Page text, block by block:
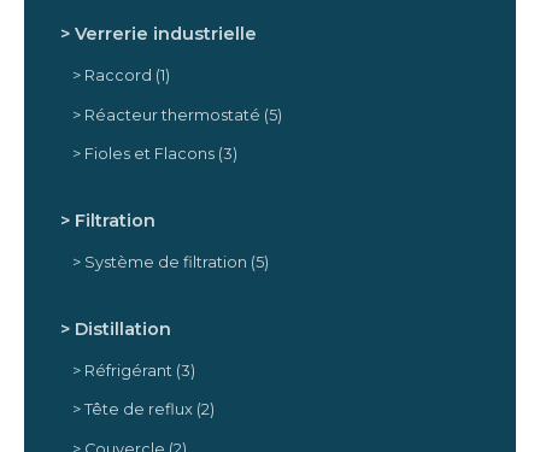
Verrerie industrielle
Raccord (1)
Réacteur thermostaté (5)
Fioles et Flacons (3)
Filtration
Système de filtration (5)
Distillation
Réfrigérant (3)
Tête de reflux (2)